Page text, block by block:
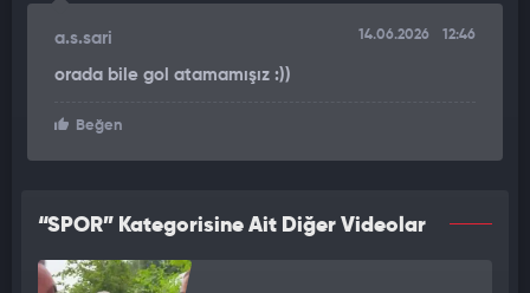
a.s.sari 14.06.2026 12:46
orada bile gol atamamışız :))
Beğen
“SPOR” Kategorisine Ait Diğer Videolar